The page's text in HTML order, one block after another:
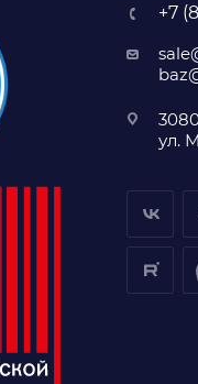
+7
ул.